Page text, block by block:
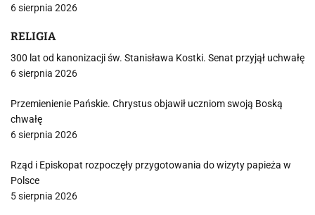
6 sierpnia 2026
RELIGIA
300 lat od kanonizacji św. Stanisława Kostki. Senat przyjął uchwałę
6 sierpnia 2026
Przemienienie Pańskie. Chrystus objawił uczniom swoją Boską
chwałę
6 sierpnia 2026
Rząd i Episkopat rozpoczęły przygotowania do wizyty papieża w
Polsce
5 sierpnia 2026